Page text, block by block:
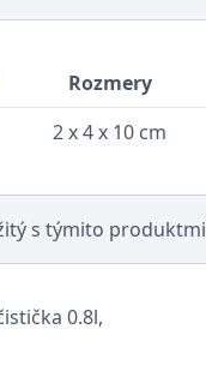
Rozmery
2 x 4 x 10 cm
s týmito produktmi